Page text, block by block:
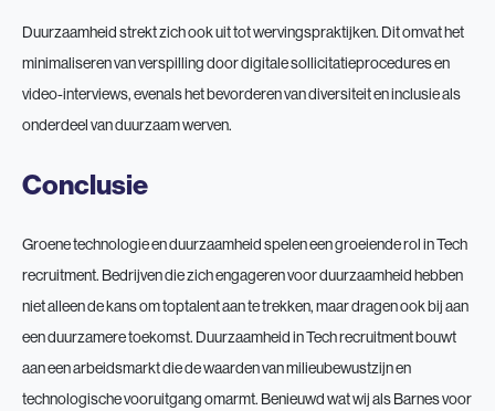
Duurzaamheid strekt zich ook uit tot wervingspraktijken. Dit omvat het
minimaliseren van verspilling door digitale sollicitatieprocedures en
video-interviews, evenals het bevorderen van diversiteit en inclusie als
onderdeel van duurzaam werven.
Conclusie
Groene technologie en duurzaamheid spelen een groeiende rol in Tech
recruitment. Bedrijven die zich engageren voor duurzaamheid hebben
niet alleen de kans om toptalent aan te trekken, maar dragen ook bij aan
een duurzamere toekomst. Duurzaamheid in Tech recruitment bouwt
aan een arbeidsmarkt die de waarden van milieubewustzijn en
technologische vooruitgang omarmt. Benieuwd wat wij als Barnes voor